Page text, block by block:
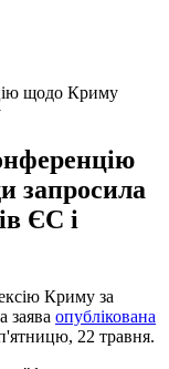
запросила
ЄС і
Криму за
заява опублікована
22 травня.